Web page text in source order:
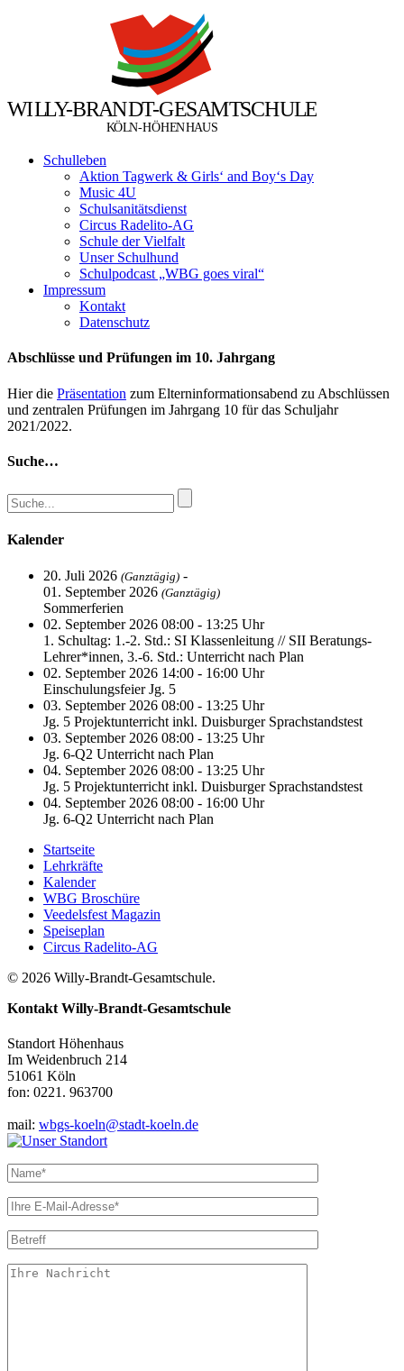
WILLY-BRANDT-GESAMTSCHULE
KÖLN-HÖHENHAUS
Schulleben
Aktion Tagwerk & Girls‘ and Boy‘s Day
Music 4U
Schulsanitätsdienst
Circus Radelito-AG
Schule der Vielfalt
Unser Schulhund
Schulpodcast „WBG goes viral“
Impressum
Kontakt
Datenschutz
Abschlüsse und Prüfungen im 10. Jahrgang
Hier die Präsentation zum Elterninformationsabend zu Abschlüssen
und zentralen Prüfungen im Jahrgang 10 für das Schuljahr
2021/2022.
Suche…
Kalender
20. Juli 2026 (Ganztägig) -
01. September 2026 (Ganztägig)
Sommerferien
02. September 2026 08:00 - 13:25 Uhr
1. Schultag: 1.-2. Std.: SI Klassenleitung // SII Beratungs-
Lehrer*innen, 3.-6. Std.: Unterricht nach Plan
02. September 2026 14:00 - 16:00 Uhr
Einschulungsfeier Jg. 5
03. September 2026 08:00 - 13:25 Uhr
Jg. 5 Projektunterricht inkl. Duisburger Sprachstandstest
03. September 2026 08:00 - 13:25 Uhr
Jg. 6-Q2 Unterricht nach Plan
04. September 2026 08:00 - 13:25 Uhr
Jg. 5 Projektunterricht inkl. Duisburger Sprachstandstest
04. September 2026 08:00 - 16:00 Uhr
Jg. 6-Q2 Unterricht nach Plan
Startseite
Lehrkräfte
Kalender
WBG Broschüre
Veedelsfest Magazin
Speiseplan
Circus Radelito-AG
© 2026 Willy-Brandt-Gesamtschule.
Kontakt Willy-Brandt-Gesamtschule
Standort Höhenhaus
Im Weidenbruch 214
51061 Köln
fon: 0221. 963700
mail: wbgs-koeln@stadt-koeln.de